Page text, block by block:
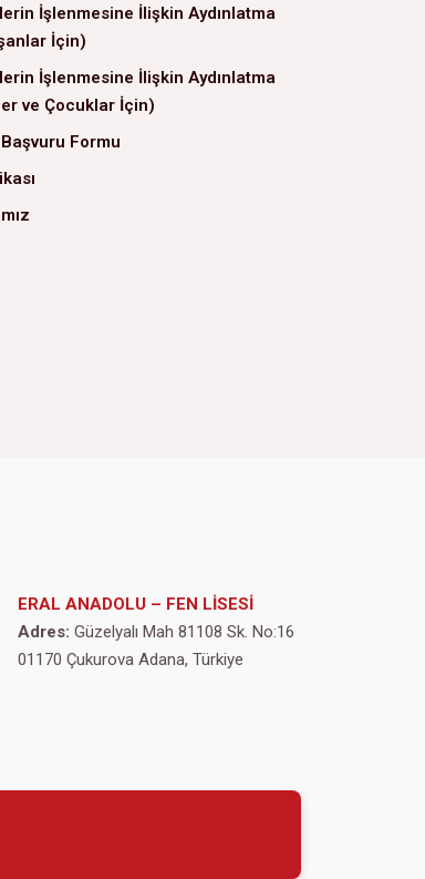
İşlenmesine İlişkin Aydınlatma
İçin)
İşlenmesine İlişkin Aydınlatma
ve Çocuklar İçin)
Formu
ERAL ANADOLU – FEN LİSESİ
Adres: Güzelyalı Mah 81108 Sk. No:16
01170 Çukurova Adana, Türkiye